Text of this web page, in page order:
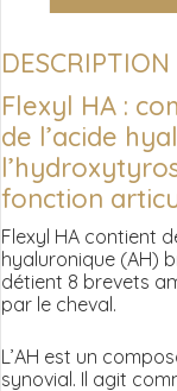
Acide
Flexyl HA :
de l’acide
fonction
Flexyl HA contient
hyaluronique (AH)
détient 8 brevets
par le cheval.
L’AH est un
synovial. Il agit